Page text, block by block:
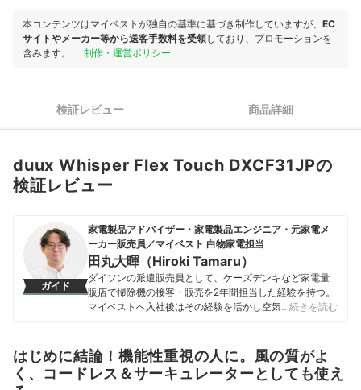
本コンテンツはマイベストが独自の基準に基づき制作していますが、 EC
サイトやメーカー等から送客手数料を受領しており、プロモーションを
含みます。
制作・運営ポリシー
検証レビュー 商品詳細
duux Whisper Flex Touch DXCF31JPの
検証レビュー
ガイド
家電製品アドバイザー・家電製品エンジニア・元家電メ
ーカー販売員／マイベスト 白物家電担当
田丸大暉（Hiroki Tamaru）
ダイソンの派遣販売員として、ケーズデンキなど家電量
販店で掃除機の接客・販売を2年間担当した経験を持つ。
マイベストへ入社後はその経験を活かし空気清浄機・除
ガイドを担当し、日立やシャープ、パナソニックなどの
総合家電メーカーから、ダイニチ工業・Sharkなどの専門
メーカーまで、150以上の家電製品を比較検証してきた。
…続きを読む
はじめに結論！機能性重視の人に。風の質がよ
く、コードレス＆サーキュレーターとしても使え